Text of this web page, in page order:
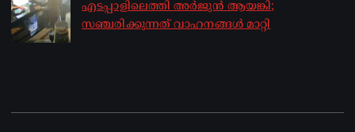
എടപ്പാളിലെത്തി അർജുൻ ആയങ്കി;
സഞ്ചരിക്കുന്നത് വാഹനങ്ങൾ മാറ്റി